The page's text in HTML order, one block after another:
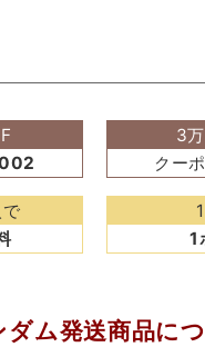
3
クー
1
ダム発送商品に